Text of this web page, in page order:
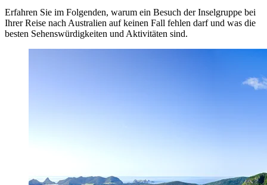
Erfahren Sie im Folgenden, warum ein Besuch der Inselgruppe bei
Ihrer Reise nach Australien auf keinen Fall fehlen darf und was die
besten Sehenswürdigkeiten und Aktivitäten sind.